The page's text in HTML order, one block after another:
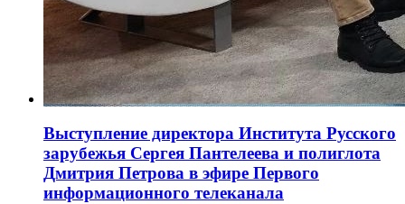
Выступление директора Института Русского
зарубежья Сергея Пантелеева и полиглота
Дмитрия Петрова в эфире Первого
информационного телеканала